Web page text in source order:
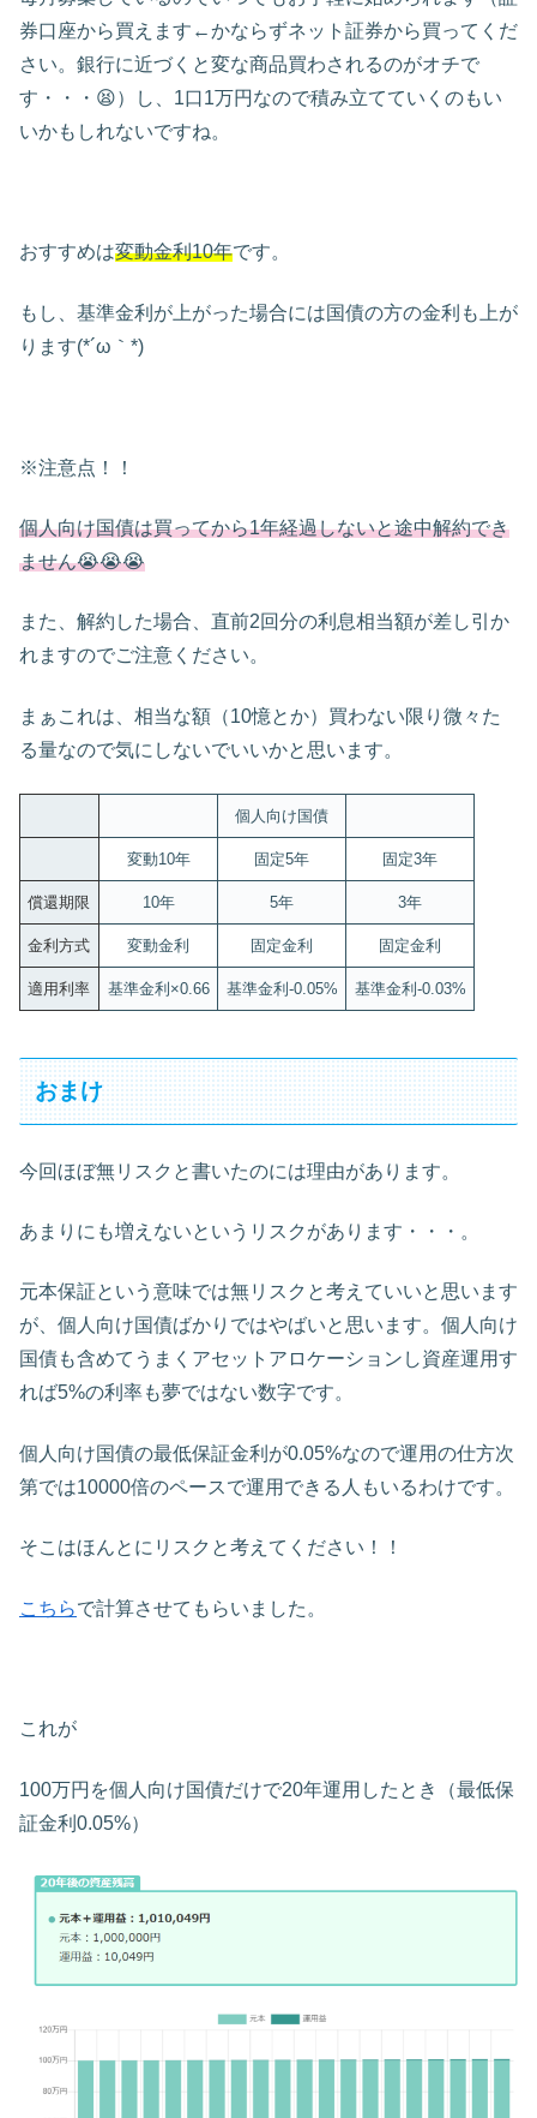
券口座から買えます←かならずネット証券から買ってくだ
さい。銀行に近づくと変な商品買わされるのがオチで
す・・・😫）し、1口1万円なので積み立てていくのもい
いかもしれないですね。
おすすめは変動金利10年です。
もし、基準金利が上がった場合には国債の方の金利も上が
ります(*´ω｀*)
※注意点！！
個人向け国債は買ってから1年経過しないと途中解約でき
ません😭😭😭
また、解約した場合、直前2回分の利息相当額が差し引か
れますのでご注意ください。
まぁこれは、相当な額（10憶とか）買わない限り微々た
る量なので気にしないでいいかと思います。
個人向け国債
変動10年 固定5年 固定3年
償還期限 10年 5年 3年
金利方式 変動金利 固定金利 固定金利
適用利率 基準金利×0.66 基準金利-0.05% 基準金利-0.03%
おまけ
今回ほぼ無リスクと書いたのには理由があります。
あまりにも増えないというリスクがあります・・・。
元本保証という意味では無リスクと考えていいと思います
が、個人向け国債ばかりではやばいと思います。個人向け
国債も含めてうまくアセットアロケーションし資産運用す
れば5%の利率も夢ではない数字です。
個人向け国債の最低保証金利が0.05%なので運用の仕方次
第では10000倍のペースで運用できる人もいるわけです。
そこはほんとにリスクと考えてください！！
こちらで計算させてもらいました。
これが
100万円を個人向け国債だけで20年運用したとき（最低保
証金利0.05%）